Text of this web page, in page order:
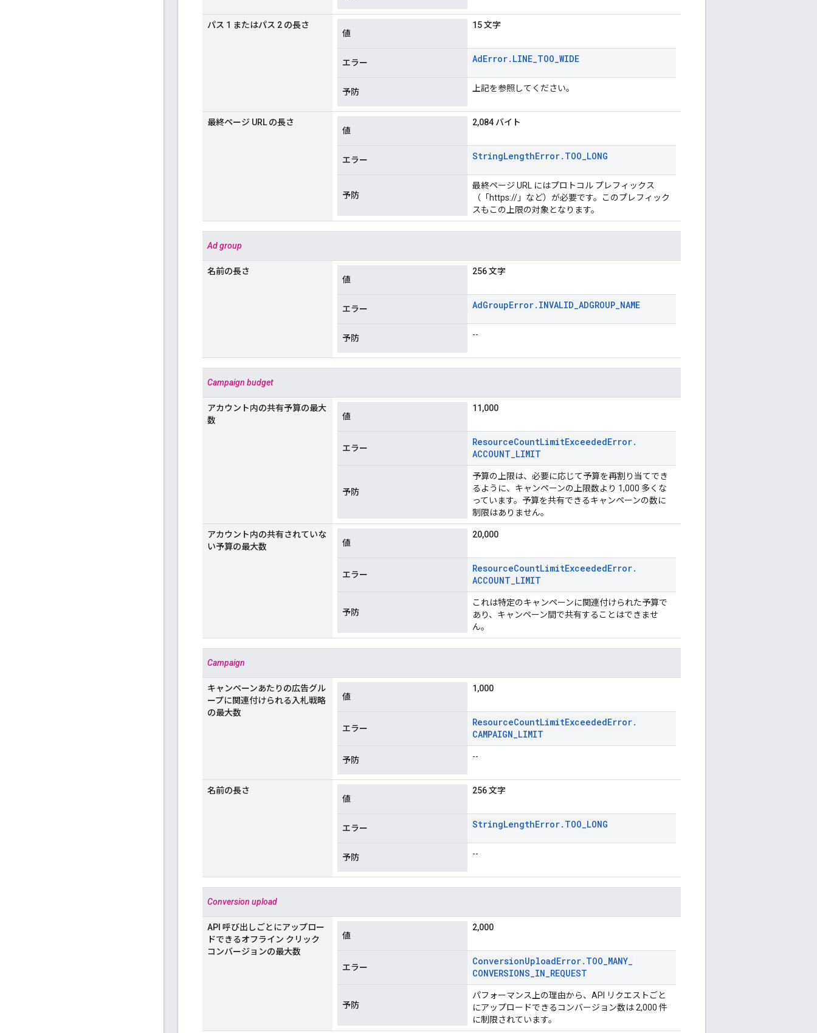
パス 1 またはパス 2 の長さ
値
15 文字
エラー AdError. LINE_TOO_WIDE
予防 上記を参照してください。
最終ページ URL の長さ
値
2,084 バイト
エラー StringLengthError. TOO_LONG
予防
最終ページ URL にはプロトコル プレフィックス
（「https://」など）が必要です。このプレフィック
スもこの上限の対象となります。
Ad group
名前の長さ
値
256 文字
エラー AdGroupError. INVALID_ADGROUP_NAME
予防 --
Campaign budget
アカウント内の共有予算の最大
数
値
11,000
エラー
ResourceCountLimitExceededError.
ACCOUNT_LIMIT
予防
予算の上限は、必要に応じて予算を再割り当てでき
るように、キャンペーンの上限数より 1,000 多くな
っています。予算を共有できるキャンペーンの数に
制限はありません。
アカウント内の共有されていな
い予算の最大数
値
20,000
エラー
ResourceCountLimitExceededError.
ACCOUNT_LIMIT
予防
これは特定のキャンペーンに関連付けられた予算で
あり、キャンペーン間で共有することはできませ
ん。
Campaign
キャンペーンあたりの広告グル
ープに関連付けられる入札戦略
の最大数
値
1,000
エラー
ResourceCountLimitExceededError.
CAMPAIGN_LIMIT
予防 --
名前の長さ
値
256 文字
エラー StringLengthError. TOO_LONG
予防 --
Conversion upload
API 呼び出しごとにアップロー
ドできるオフライン クリック
コンバージョンの最大数
値
2,000
エラー
ConversionUploadError. TOO_MANY_
CONVERSIONS_IN_REQUEST
予防
パフォーマンス上の理由から、API リクエストごと
にアップロードできるコンバージョン数は 2,000 件
に制限されています。